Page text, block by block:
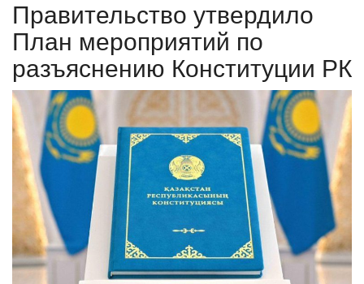
ПАВЛОДАРСКАЯ ОБЛАСТЬ
КАЗАХСТАН
МИР
СПЕЦПРОЕКТЫ
СПОРТ
Чек-лист
РАЗВЛЕЧЕНИЯ
Правительство утвердило
План мероприятий по
разъяснению Конституции РК